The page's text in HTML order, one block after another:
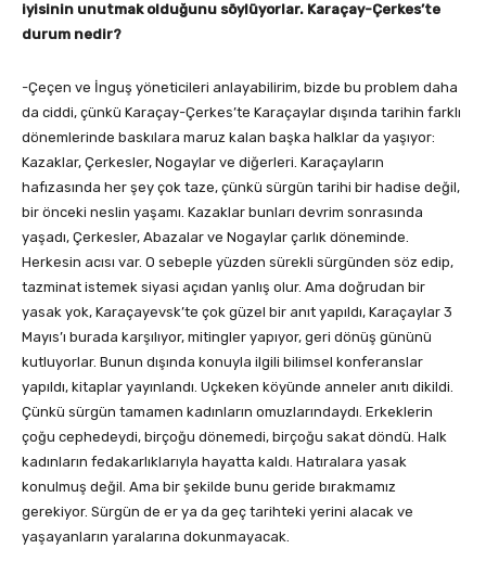
iyisinin unutmak olduğunu söylüyorlar. Karaçay-Çerkes’te
durum nedir?
-Çeçen ve İnguş yöneticileri anlayabilirim, bizde bu problem daha
da ciddi, çünkü Karaçay-Çerkes’te Karaçaylar dışında tarihin farklı
dönemlerinde baskılara maruz kalan başka halklar da yaşıyor:
Kazaklar, Çerkesler, Nogaylar ve diğerleri. Karaçayların
hafızasında her şey çok taze, çünkü sürgün tarihi bir hadise değil,
bir önceki neslin yaşamı. Kazaklar bunları devrim sonrasında
yaşadı, Çerkesler, Abazalar ve Nogaylar çarlık döneminde.
Herkesin acısı var. O sebeple yüzden sürekli sürgünden söz edip,
tazminat istemek siyasi açıdan yanlış olur. Ama doğrudan bir
yasak yok, Karaçayevsk’te çok güzel bir anıt yapıldı, Karaçaylar 3
Mayıs’ı burada karşılıyor, mitingler yapıyor, geri dönüş gününü
kutluyorlar. Bunun dışında konuyla ilgili bilimsel konferanslar
yapıldı, kitaplar yayınlandı. Uçkeken köyünde anneler anıtı dikildi.
Çünkü sürgün tamamen kadınların omuzlarındaydı. Erkeklerin
çoğu cephedeydi, birçoğu dönemedi, birçoğu sakat döndü. Halk
kadınların fedakarlıklarıyla hayatta kaldı. Hatıralara yasak
konulmuş değil. Ama bir şekilde bunu geride bırakmamız
gerekiyor. Sürgün de er ya da geç tarihteki yerini alacak ve
yaşayanların yaralarına dokunmayacak.